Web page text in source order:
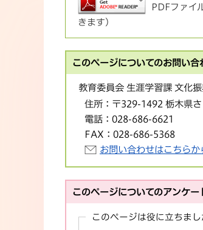
PDFファイ
きます）
このページについてのお問い合
教育委員会 生涯学習課 文化
住所： 〒329-1492 栃木県
電話： 028-686-6621
FAX： 028-686-5368
お問い合わせはこちらか
このページについてのアンケ
このページは役に立ちまし